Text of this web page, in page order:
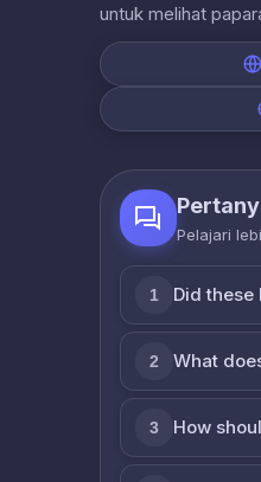
untuk melihat
Pelajari
1 Did
2 What
3 How